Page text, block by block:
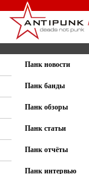
Панк новости
Панк банды
Панк обзоры
Панк статьи
Панк отчёты
Панк интервью